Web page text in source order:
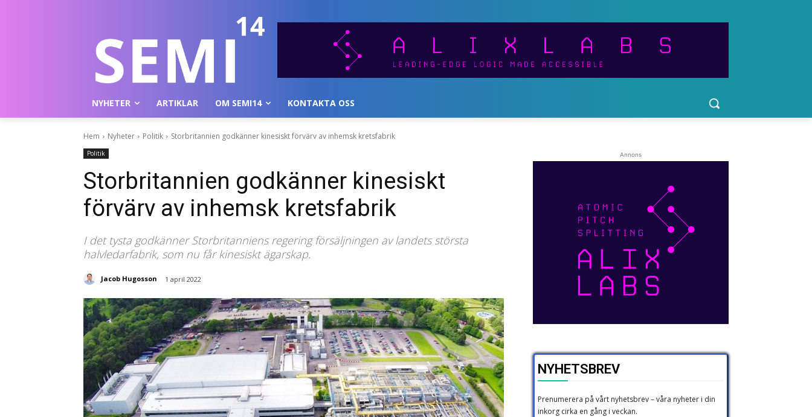
NYHETER ARTIKLAR OM SEMI14 KONTAKTA OSS
Hem Nyheter Politik Storbritannien godkänner kinesiskt förvärv av inhemsk kretsfabrik
Politik
Storbritannien godkänner kinesiskt
förvärv av inhemsk kretsfabrik
I det tysta godkänner Storbritanniens regering försäljningen av landets största
halvledarfabrik, som nu får kinesiskt ägarskap.
Jacob Hugosson 1 april 2022
Annons
NYHETSBREV
Prenumerera på vårt nyhetsbrev – våra nyheter i din
inkorg cirka en gång i veckan.